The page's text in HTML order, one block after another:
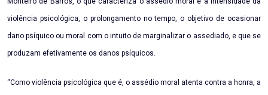
violência psicológica, o prolongamento no tempo, o objetivo de ocasionar
dano psíquico ou moral com o intuito de marginalizar o assediado, e que se
produzam efetivamente os danos psíquicos.
“Como violência psicológica que é, o assédio moral atenta contra a honra, a